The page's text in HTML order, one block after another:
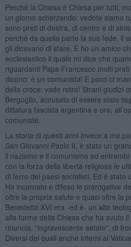
Perché la Chiesa è Chiesa per tutti,
un giorno scherzando: vedete siamo
sono preti di destra, di centro e di
perché da quella parte la sua fede, il
gli dicevano di stare. E ho un amico
ecclesiastico il quale mi dice che
riguardanti Papa Francesco molti
dicono: è un comunista! E poco ci
della croce: vade retro! Strani giudizi
Bergoglio, accusato di essere stato
dittatura fascista argentina e ora,
comuniste.
La storia di questi anni invece a me
San Giovanni Paolo II, è stato un
il nazismo e il comunismo ed
con la forza della libertà religiosa le
di ferro dei paesi socialisti. Ed è stato
Ha incarnato e difeso le prerogative
oltre la propria salute e quasi oltre la
Benedetto XVI era -ed è- un alto
alla forma della Chiesa che ha avuto
rinuncia, “ingravescente aetate”, di
Diversi dei quali anche interni al